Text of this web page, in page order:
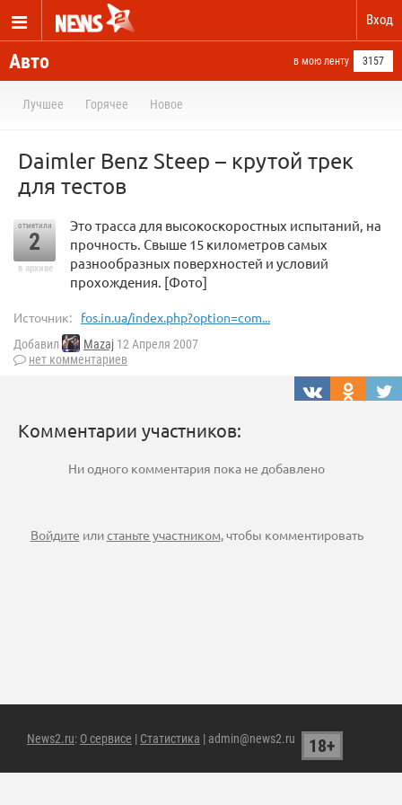
Вход
Авто в мою ленту 3157
Лучшее Горячее Новое
Daimler Benz Steep – крутой трек
для тестов
отметили
2
в архиве
Это трасса для высокоскоростных испытаний, на
прочность. Свыше 15 километров самых
разнообразных поверхностей и условий
прохождения. [Фото]
Источник: fos.in.ua/index.php?option=com...
Добавил Mazaj 12 Апреля 2007
нет комментариев
Комментарии участников:
Ни одного комментария пока не добавлено
Войдите илистаньте участником, чтобы комментировать
News2.ru: О сервисе | Статистика | admin@news2.ru 18+